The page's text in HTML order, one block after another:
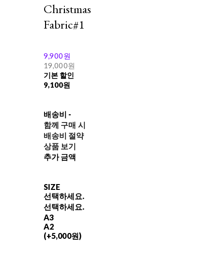
Christmas
Fabric#1
9,900원
19,000원
기본 할인
9,100원
배송비 -
함께 구매 시
배송비 절약
상품 보기
추가 금액
SIZE
선택하세요.
선택하세요.
A3
A2
(+5,000원)